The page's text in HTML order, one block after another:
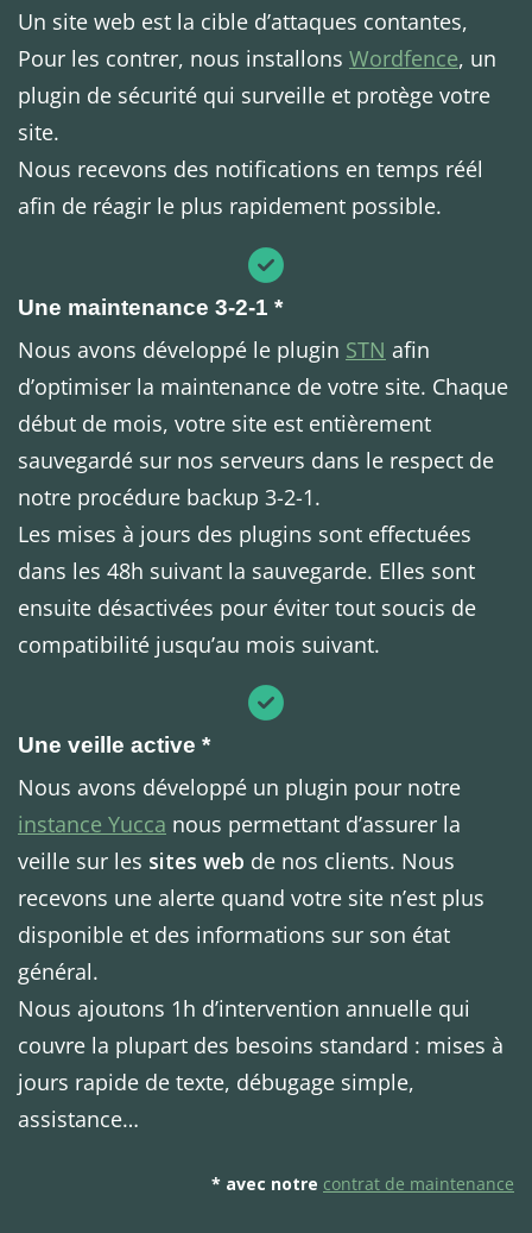
Un site web est la cible d’attaques contantes,
Pour les contrer, nous installons Wordfence, un
plugin de sécurité qui surveille et protège votre
site.
Nous recevons des notifications en temps réél
afin de réagir le plus rapidement possible.
Une maintenance 3-2-1 *
Nous avons développé le plugin STN afin
d’optimiser la maintenance de votre site. Chaque
début de mois, votre site est entièrement
sauvegardé sur nos serveurs dans le respect de
notre procédure backup 3-2-1.
Les mises à jours des plugins sont effectuées
dans les 48h suivant la sauvegarde. Elles sont
ensuite désactivées pour éviter tout soucis de
compatibilité jusqu’au mois suivant.
Une veille active *
Nous avons développé un plugin pour notre
instance Yucca nous permettant d’assurer la
veille sur les sites web de nos clients. Nous
recevons une alerte quand votre site n’est plus
disponible et des informations sur son état
général.
Nous ajoutons 1h d’intervention annuelle qui
couvre la plupart des besoins standard : mises à
jours rapide de texte, débugage simple,
assistance…
* avec notre contrat de maintenance